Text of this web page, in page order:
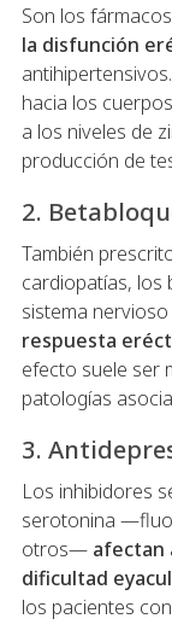
Son los
la disfunción
hacia los
a los niveles de
producción de
2.
También
cardiopatías, los
sistema
respuesta
efecto suele ser
patologías
3.
Los inhibidores
serotonina
otros— afectan
dificultad
los pacientes